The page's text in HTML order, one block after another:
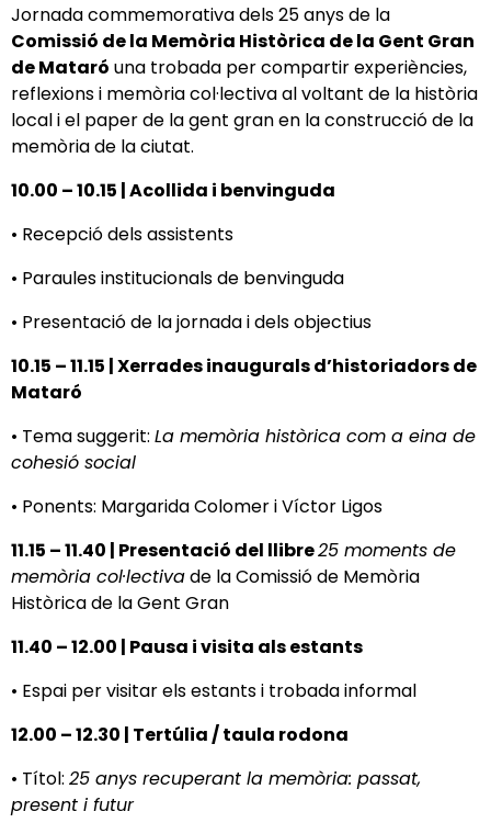
Jornada commemorativa dels 25 anys de la
Comissió de la Memòria Històrica de la Gent Gran
de Mataró una trobada per compartir experiències,
reflexions i memòria col·lectiva al voltant de la història
local i el paper de la gent gran en la construcció de la
memòria de la ciutat.
10.00 – 10.15 | Acollida i benvinguda
• Recepció dels assistents
• Paraules institucionals de benvinguda
• Presentació de la jornada i dels objectius
10.15 – 11.15 | Xerrades inaugurals d’historiadors de
Mataró
• Tema suggerit: La memòria històrica com a eina de
cohesió social
• Ponents: Margarida Colomer i Víctor Ligos
11.15 – 11.40 | Presentació del llibre25 moments de
memòria col·lectivade la Comissió de Memòria
Històrica de la Gent Gran
11.40 – 12.00 | Pausa i visita als estants
• Espai per visitar els estants i trobada informal
12.00 – 12.30 | Tertúlia / taula rodona
• Títol: 25 anys recuperant la memòria: passat,
present i futur